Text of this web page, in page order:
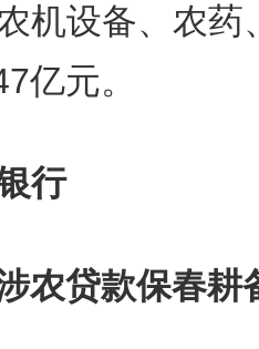
机设备、农药
亿元。
行
贷款保春耕